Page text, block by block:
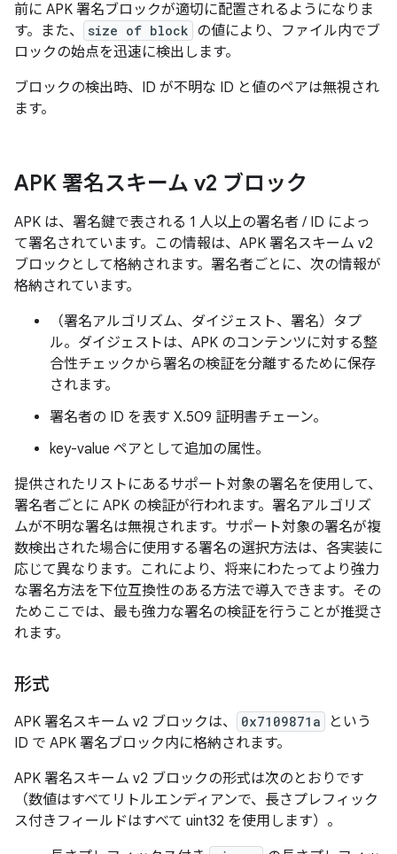
前に APK 署名ブロックが適切に配置されるようになりま
す。また、
size of block の値により、ファイル内でブ
ロックの始点を迅速に検出します。
ブロックの検出時、ID が不明な ID と値のペアは無視され
ます。
APK 署名スキーム v2 ブロック
APK は、署名鍵で表される 1 人以上の署名者 / ID によっ
て署名されています。この情報は、APK 署名スキーム v2
ブロックとして格納されます。署名者ごとに、次の情報が
格納されています。
（署名アルゴリズム、ダイジェスト、署名）タプ
ル。ダイジェストは、APK のコンテンツに対する整
合性チェックから署名の検証を分離するために保存
されます。
署名者の ID を表す X.509 証明書チェーン。
key-value ペアとして追加の属性。
提供されたリストにあるサポート対象の署名を使用して、
署名者ごとに APK の検証が行われます。署名アルゴリズ
ムが不明な署名は無視されます。サポート対象の署名が複
数検出された場合に使用する署名の選択方法は、各実装に
応じて異なります。これにより、将来にわたってより強力
な署名方法を下位互換性のある方法で導入できます。その
ためここでは、最も強力な署名の検証を行うことが推奨さ
れます。
形式
APK 署名スキーム v2 ブロックは、 0x7109871a
という
ID で APK 署名ブロック内に格納されます。
APK 署名スキーム v2 ブロックの形式は次のとおりです
（数値はすべてリトルエンディアンで、長さプレフィック
ス付きフィールドはすべて uint32 を使用します）。